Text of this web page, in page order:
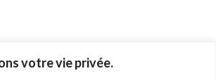
votre vie privée.